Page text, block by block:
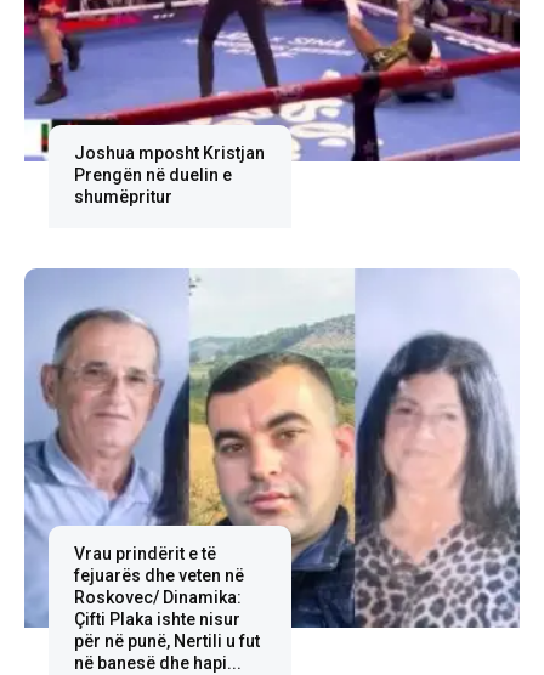
Joshua mposht Kristjan
Prengën në duelin e
shumëpritur
Vrau prindërit e të
fejuarës dhe veten në
Roskovec/ Dinamika:
Çifti Plaka ishte nisur
për në punë, Nertili u fut
në banesë dhe hapi...